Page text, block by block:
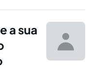
A
a sua